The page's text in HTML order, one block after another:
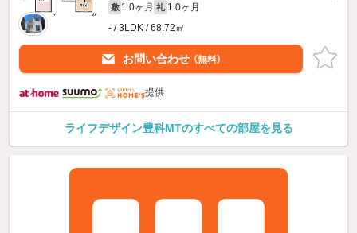
敷 1.0ヶ月 礼 1.0ヶ月
- / 3LDK / 68.72㎡
お問い合わせ （無料）
提供
ライフデザイン豊科MTのすべての部屋を見る